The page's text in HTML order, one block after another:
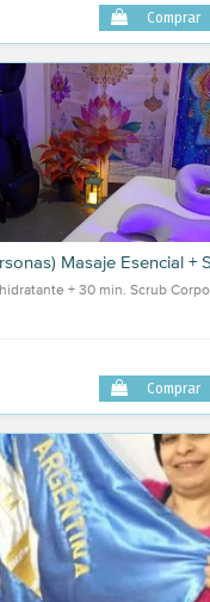
Comprar
Masaje Esencial +
+ 30 min. Scrub
Comprar